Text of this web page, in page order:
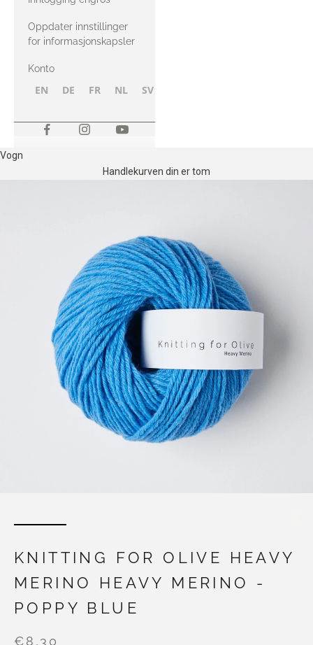
Oppdater innstillinger
for informasjonskapsler
Konto
EN DE FR NL SV
Vogn
Handlekurven din er tom
KNITTING FOR OLIVE HEAVY
MERINO HEAVY MERINO -
POPPY BLUE
€8,30